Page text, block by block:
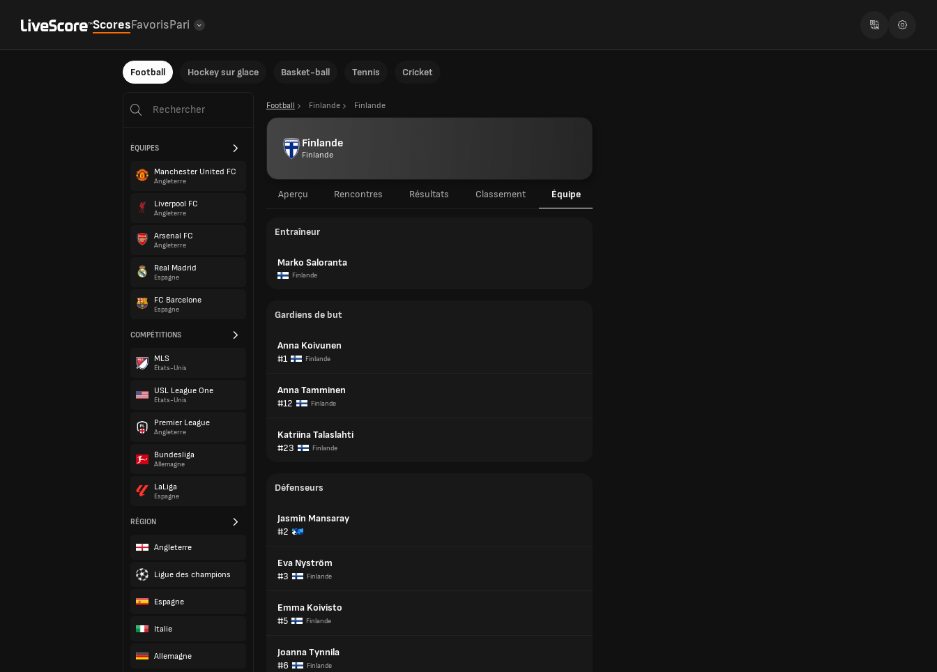
ScoresFavorisPari
Football Hockey sur glace Basket-ball Tennis Cricket
ÉQUIPES
Manchester United FC
Angleterre
Liverpool FC
Angleterre
Arsenal FC
Angleterre
Real Madrid
Espagne
FC Barcelone
Espagne
COMPÉTITIONS
MLS
États-Unis
USL League One
États-Unis
Premier League
Angleterre
Bundesliga
Allemagne
LaLiga
Espagne
RÉGION
Angleterre
Ligue des champions
Espagne
Italie
Allemagne
Football Finlande Finlande
Finlande
Finlande
Aperçu Rencontres Résultats Classement Équipe
Entraîneur
Marko Saloranta
Finlande
Gardiens de but
Anna Koivunen
#1
Finlande
Anna Tamminen
#12
Finlande
Katriina Talaslahti
#23
Finlande
Défenseurs
Jasmin Mansaray
#2
Eva Nyström
#3
Finlande
Emma Koivisto
#5
Finlande
Joanna Tynnila
#6
Finlande